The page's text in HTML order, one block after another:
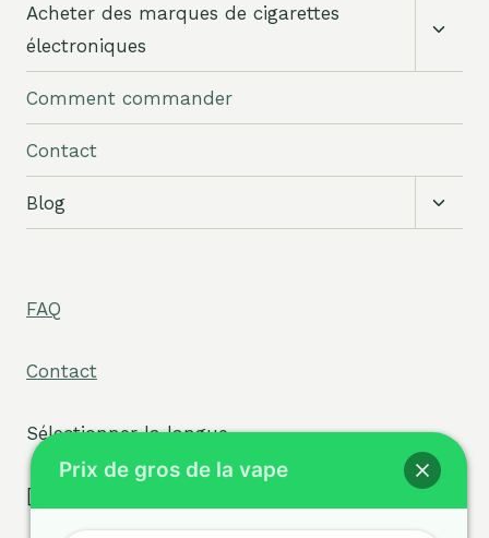
menu
Acheter des marques de cigarettes
électroniques
le
menu
Comment commander
Contact
Blog
FAQ
Contact
Sélectionner la langue
[tpe widget="select2/tpw_select2.php"]
Prix de gros de la vape